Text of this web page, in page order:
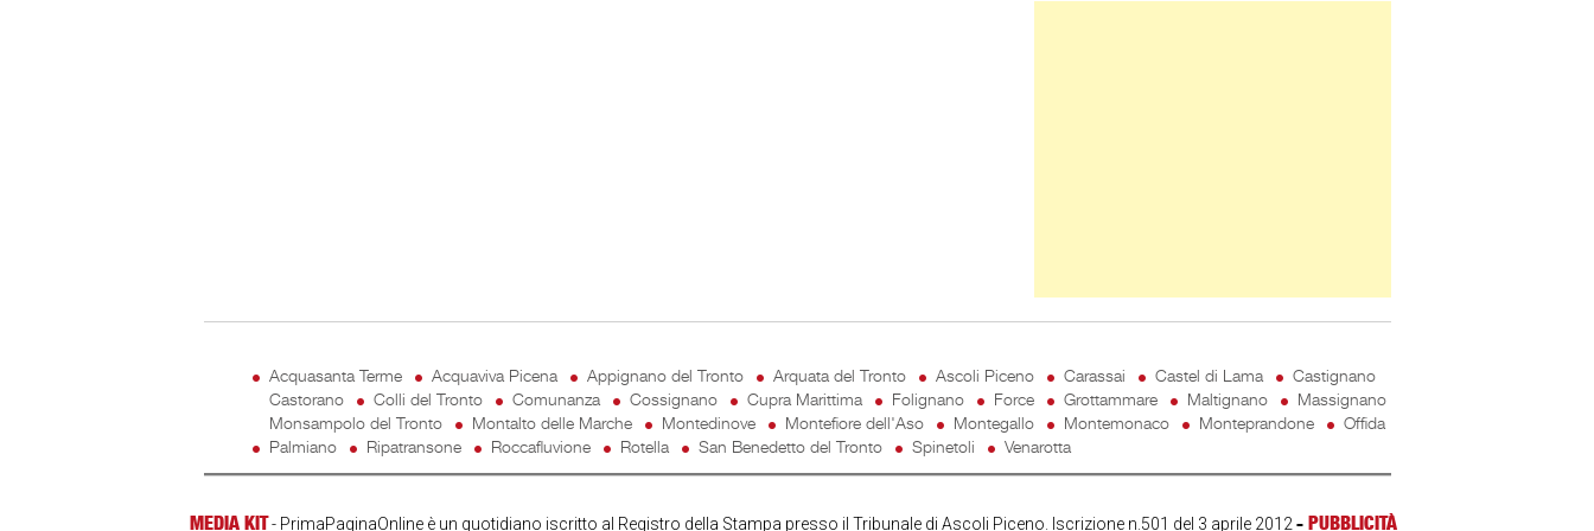
Acquasanta Terme Acquaviva Picena Appignano del Tronto Arquata del Tronto Ascoli Piceno Carassai Castel di Lama
Castignano
Castorano
Colli del Tronto Comunanza Cossignano Cupra Marittima Folignano Force Grottammare Maltignano
Massignano
Monsampolo del Tronto
Montalto delle Marche Montedinove Montefiore dell'Aso Montegallo Montemonaco Monteprandone
Offida
Palmiano
Ripatransone Roccafluvione Rotella San Benedetto del Tronto Spinetoli Venarotta
MEDIA KIT- PrimaPaginaOnline è un quotidiano iscritto al Registro della Stampa presso il Tribunale di Ascoli Piceno. Iscrizione n.501 del 3 aprile 2012- PUBBLICITÀ